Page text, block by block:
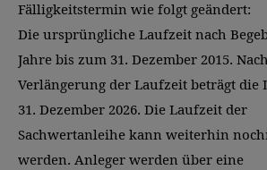
Fälligkeitstermin wie folgt geändert:
Die ursprüngliche Laufzeit nach
Jahre bis zum 31. Dezember 2015.
Verlängerung der Laufzeit beträgt die
31. Dezember 2026. Die Laufzeit der
Sachwertanleihe kann weiterhin
werden. Anleger werden über eine